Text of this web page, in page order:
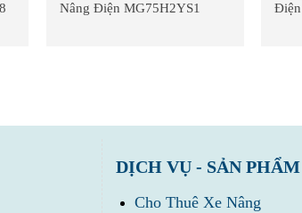
Nâng Điện MG75H2YS1
Điện
DỊCH VỤ - SẢN PHẨM
Cho Thuê Xe Nâng